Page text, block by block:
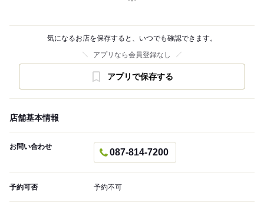
気になるお店を保存すると、いつでも確認できます。
アプリなら会員登録なし
アプリで保存する
店舗基本情報
お問い合わせ
087-814-7200
予約可否 予約不可